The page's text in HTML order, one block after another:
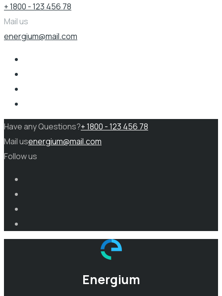
+ 1800 - 123 456 78
Mail us
energium@mail.com
Have any Questions?+ 1800 - 123 456 78
Mail usenergium@mail.com
Follow us
Energium